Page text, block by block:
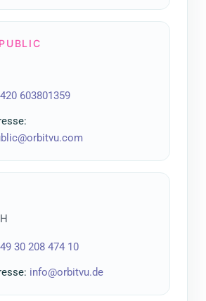
603801359
:
30 208 474 10
: info@orbitvu.de